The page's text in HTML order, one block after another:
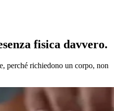
fisica davvero.
perché richiedono un corpo, non